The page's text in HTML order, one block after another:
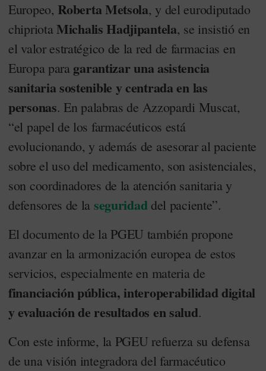
Europeo, Roberta Metsola, y del eurodiputado
chipriota Michalis Hadjipantela, se insistió en
el valor estratégico de la red de farmacias en
Europa para garantizar una asistencia
sanitaria sostenible y centrada en las
personas. En palabras de Azzopardi Muscat,
“el papel de los farmacéuticos está
evolucionando, y además de asesorar al paciente
sobre el uso del medicamento, son asistenciales,
son coordinadores de la atención sanitaria y
defensores de la seguridaddel paciente”.
El documento de la PGEU también propone
avanzar en la armonización europea de estos
servicios, especialmente en materia de
financiación pública, interoperabilidad digital
y evaluación de resultados en salud.
Con este informe, la PGEU refuerza su defensa
de una visión integradora del farmacéutico